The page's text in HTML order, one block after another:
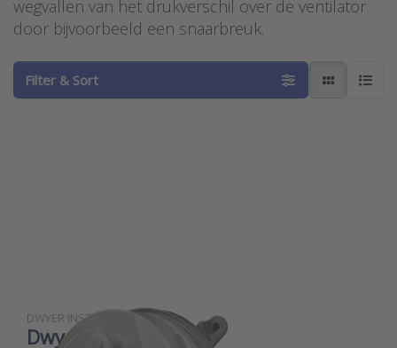
wegvallen van het drukverschil over de ventilator
door bijvoorbeeld een snaarbreuk.
Filter & Sort
DWYER INSTRUMENTS
Dwyer low-cost